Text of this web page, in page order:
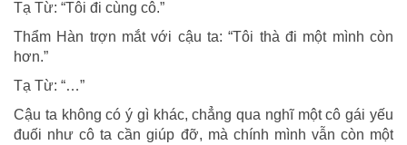
Tạ Từ: “Tôi đi cùng cô.”
Thẩm Hàn trợn mắt với cậu ta: “Tôi thà đi một mình còn
hơn.”
Tạ Từ: “…”
Cậu ta không có ý gì khác, chẳng qua nghĩ một cô gái yếu
đuối như cô ta cần giúp đỡ, mà chính mình vẫn còn một